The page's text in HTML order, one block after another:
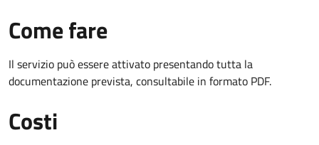
Come fare
Il servizio può essere attivato presentando tutta la
documentazione prevista, consultabile in formato PDF.
Costi